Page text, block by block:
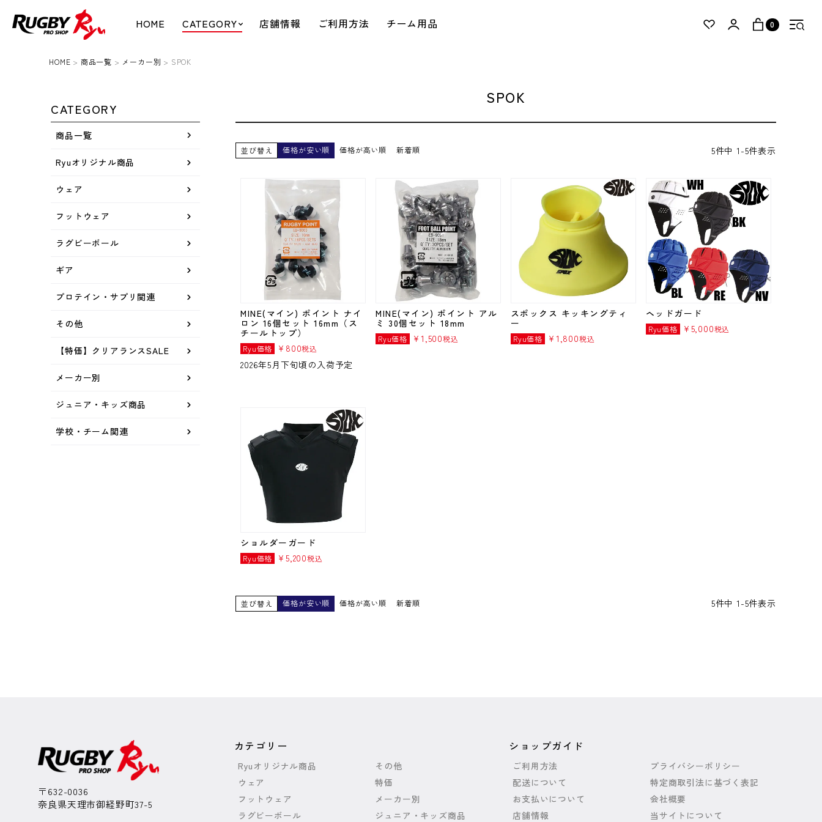
HOME CATEGORY 店舗情報 ご利用方法 チーム用品 0
HOME 商品一覧 メーカー別 SPOK
CATEGORY
商品一覧
Ryuオリジナル商品
ウェア
フットウェア
ラグビーボール
ギア
プロテイン・サプリ関連
その他
【特価】クリアランスSALE
メーカー別
ジュニア・キッズ商品
学校・チーム関連
SPOK
並び替え 価格が安い順 価格が高い順 新着順 5件中 1 -5件表示
MINE(マイン) ポイント ナイ
ロン 16個セット 16mm（ス
チールトップ）
Ryu価格 ¥ 800税込
2026年5月下旬頃の入荷予定
MINE(マイン) ポイント アル
ミ 30個セット 18mm
Ryu価格 ¥ 1,500税込
スポックス キッキングティ
ー
Ryu価格 ¥ 1,800税込
ヘッドガード
Ryu価格 ¥ 5,000税込
ショルダーガード
Ryu価格 ¥5,200税込
並び替え 価格が安い順 価格が高い順 新着順 5件中 1 -5件表示
〒632-0036
奈良県天理市御経野町37-5
カテゴリー
Ryuオリジナル商品
ウェア
フットウェア
ラグビーボール
その他
特価
メーカー別
ジュニア・キッズ商品
ショップガイド
ご利用方法
配送について
お支払いについて
店舗情報
プライバシーポリシー
特定商取引法に基づく表記
会社概要
当サイトについて